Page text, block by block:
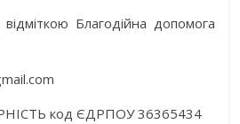
Благодійна допомога
код ЄДРПОУ 36365434